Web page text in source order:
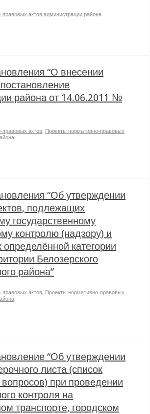
актов администрации района
“О внесении
района от 14.06.2011 №
правовых актов, Проекты нормативно-правовых
“Об утверждении
подлежащих
государственному
контролю (надзору) и
определённой категории
Белозерского
района”
правовых актов, Проекты нормативно-правовых
“Об утверждении
листа (список
при проведении
контроля на
транспорте, городском